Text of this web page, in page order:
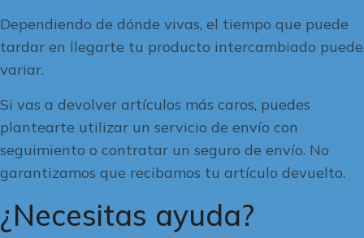
Dependiendo de dónde vivas, el tiempo que puede
tardar en llegarte tu producto intercambiado puede
variar.
Si vas a devolver artículos más caros, puedes
plantearte utilizar un servicio de envío con
seguimiento o contratar un seguro de envío. No
garantizamos que recibamos tu artículo devuelto.
¿Necesitas ayuda?